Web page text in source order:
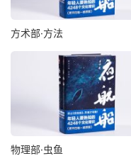
方术部·方法
物理部·虫鱼